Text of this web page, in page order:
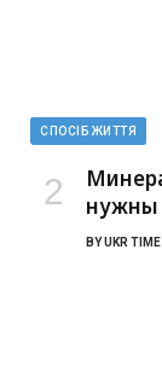
СПОСІБ ЖИТТЯ
нужны
BYUKR TIME